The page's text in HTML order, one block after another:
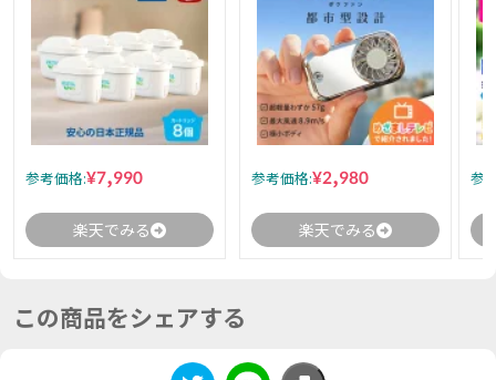
参考価格:¥7,990
楽天でみる
参考価格:¥2,980
楽天でみる
参
この商品をシェアする